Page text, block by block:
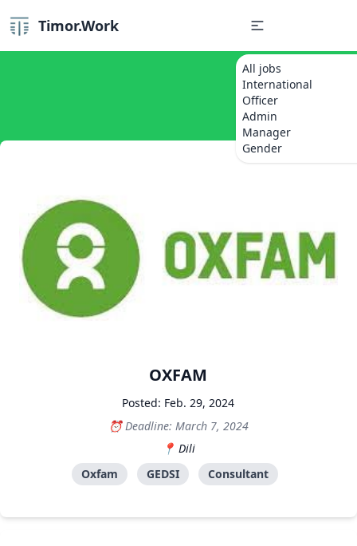
Timor.Work
All jobs
International
Officer
Admin
Manager
Gender
OXFAM
Posted: Feb. 29, 2024
Deadline: March 7, 2024
Dili
Oxfam
GEDSI Consultant